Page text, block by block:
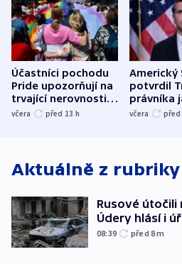
Účastníci pochodu
Pride upozorňují na
trvající nerovnosti i
společenskou
včera před 13 h
Americký
potvrdil
právníka
ministra
včera před
Aktuálně z rubriky
Rusové útočili
Údery hlásí i
08:39 před 8m